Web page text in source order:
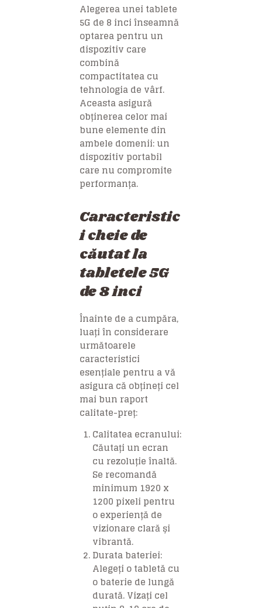
Alegerea unei tablete
5G de 8 inci înseamnă
optarea pentru un
dispozitiv care
combină
compactitatea cu
tehnologia de vârf.
Aceasta asigură
obținerea celor mai
bune elemente din
ambele domenii: un
dispozitiv portabil
care nu compromite
performanța.
Caracteristic
i cheie de
căutat la
tabletele 5G
de 8 inci
Înainte de a cumpăra,
luați în considerare
următoarele
caracteristici
esențiale pentru a vă
asigura că obțineți cel
mai bun raport
calitate-preț:
Calitatea ecranului:
Căutați un ecran
cu rezoluție înaltă.
Se recomandă
minimum 1920 x
1200 pixeli pentru
o experiență de
vizionare clară și
vibrantă.
Durata bateriei:
Alegeți o tabletă cu
o baterie de lungă
durată. Vizați cel